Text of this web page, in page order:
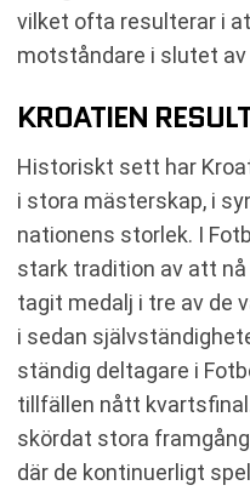
vilket ofta resulterar i
motståndare i slutet
KROATIEN
Historiskt sett har
i stora mästerskap, i
nationens storlek. I
stark tradition av att nå
tagit medalj i tre av de
i sedan
ständig deltagare i
tillfällen nått
skördat stora
där de kontinuerligt